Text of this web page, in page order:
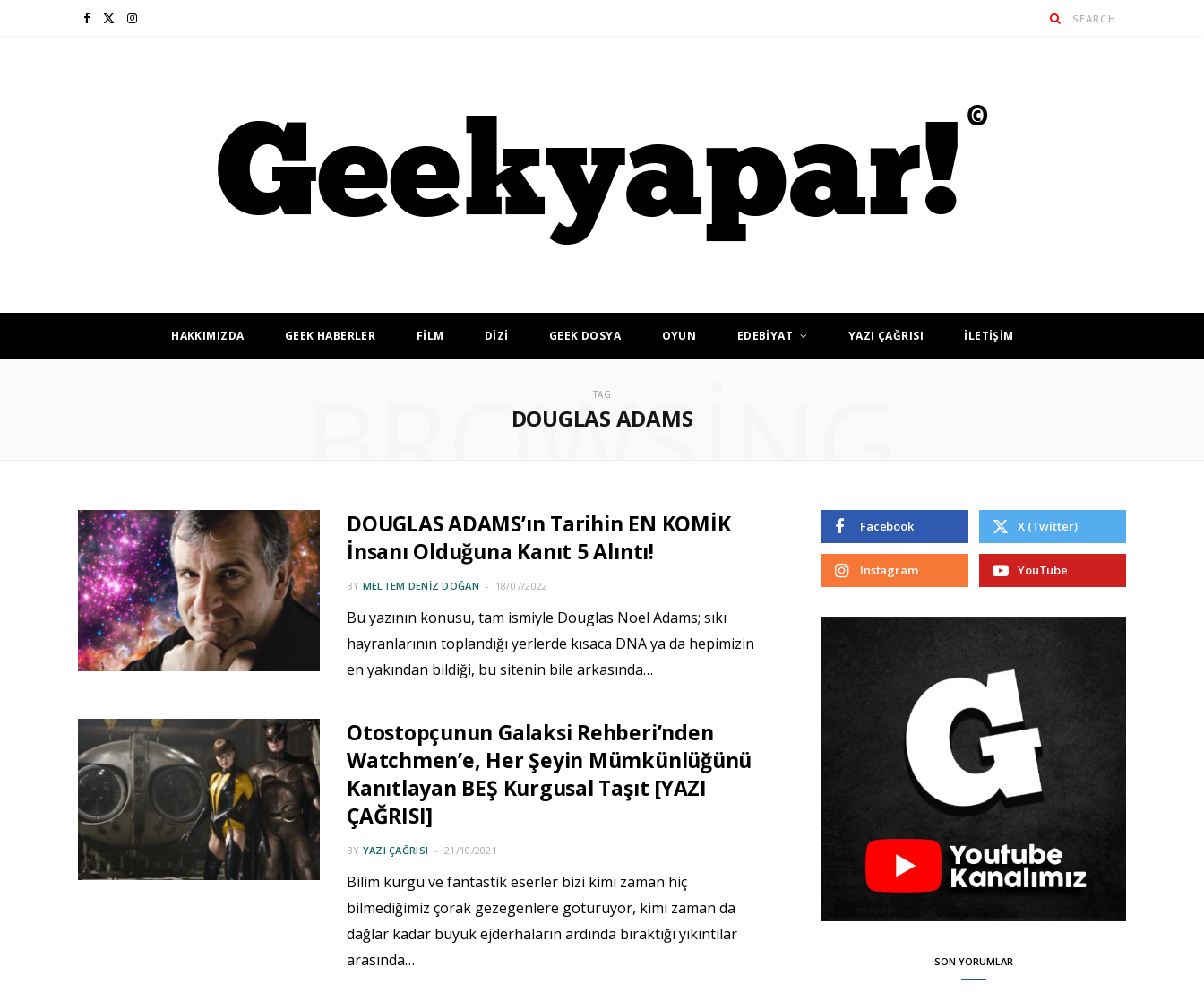
F I
HAKKIMIZDA GEEK HABERLER FİLM DİZİ GEEK DOSYA OYUN EDEBİYAT YAZI ÇAĞRISI İLETİŞİM
TAG
DOUGLAS ADAMS
BROWSING
DOUGLAS ADAMS’ın Tarihin EN KOMİK
İnsanı Olduğuna Kanıt 5 Alıntı!
BY MELTEM DENIZ DOĞAN 18/07/2022
Bu yazının konusu, tam ismiyle Douglas Noel Adams; sıkı
hayranlarının toplandığı yerlerde kısaca DNA ya da hepimizin
en yakından bildiği, bu sitenin bile arkasında…
Otostopçunun Galaksi Rehberi’nden
Watchmen’e, Her Şeyin Mümkünlüğünü
Kanıtlayan BEŞ Kurgusal Taşıt [YAZI
ÇAĞRISI]
BY YAZI ÇAĞRISI 21/10/2021
Bilim kurgu ve fantastik eserler bizi kimi zaman hiç
bilmediğimiz çorak gezegenlere götürüyor, kimi zaman da
dağlar kadar büyük ejderhaların ardında bıraktığı yıkıntılar
arasında…
Facebook X (Twitter)
Instagram YouTube
SON YORUMLAR